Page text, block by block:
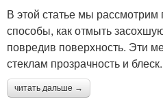
В этой статье мы
способы, как отмыть
повредив поверхность. Эти
стеклам прозрачность и блеск.
читать дальше →